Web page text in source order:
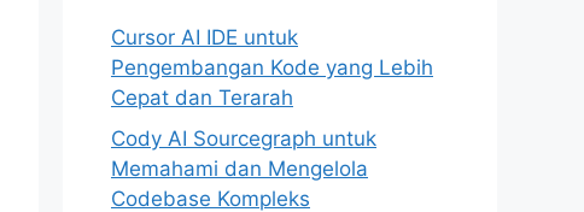
Cursor AI IDE untuk
Pengembangan Kode yang Lebih
Cepat dan Terarah
Cody AI Sourcegraph untuk
Memahami dan Mengelola
Codebase Kompleks